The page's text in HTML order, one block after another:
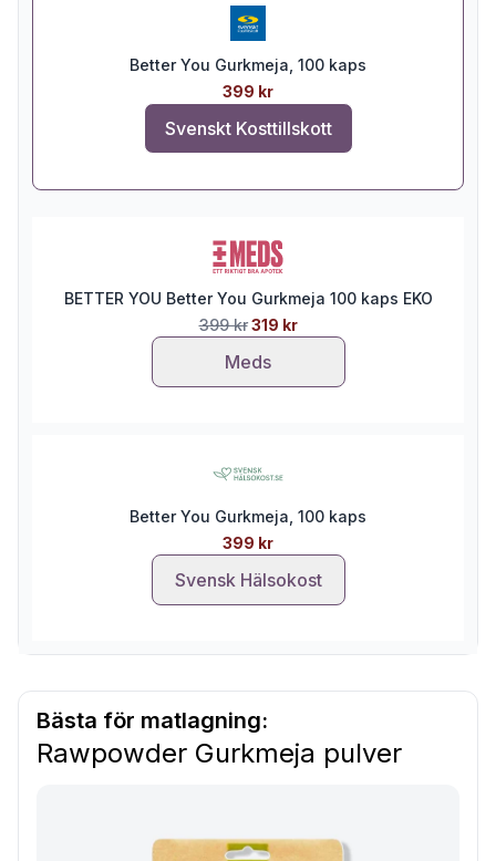
Better You Gurkmeja, 100 kaps
399 kr
Svenskt Kosttillskott
BETTER YOU Better You Gurkmeja 100 kaps EKO
399 kr 319 kr
Meds
Better You Gurkmeja, 100 kaps
399 kr
Svensk Hälsokost
Bästa för matlagning:
Rawpowder Gurkmeja pulver